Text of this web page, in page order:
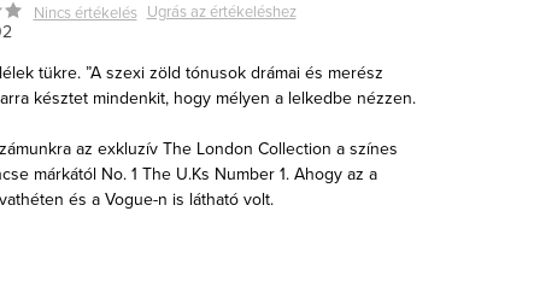
Nincs értékelés Ugrás az értékeléshez
tükre. ”A szexi zöld tónusok drámai és merész
késztet mindenkit, hogy mélyen a lelkedbe nézzen.
az exkluzív The London Collection a színes
márkától No. 1 The U.Ks Number 1. Ahogy az a
és a Vogue-n is látható volt.